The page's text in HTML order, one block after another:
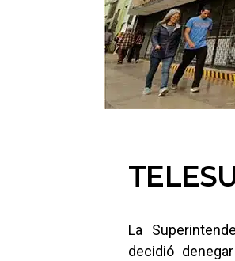
La
decidió